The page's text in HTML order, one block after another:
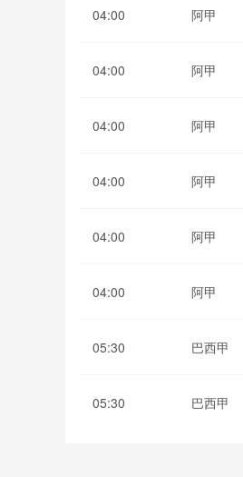
04:00 阿甲
04:00 阿甲
04:00 阿甲
04:00 阿甲
04:00 阿甲
04:00 阿甲
05:30 巴西甲
05:30 巴西甲